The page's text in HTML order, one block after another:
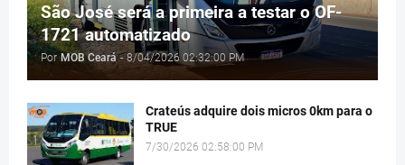
São José será a primeira a testar o OF-
1721 automatizado
Por MOB Ceará - 8/04/2026 02:32:00 PM
Crateús adquire dois micros 0km para o
TRUE
7/30/2026 02:58:00 PM